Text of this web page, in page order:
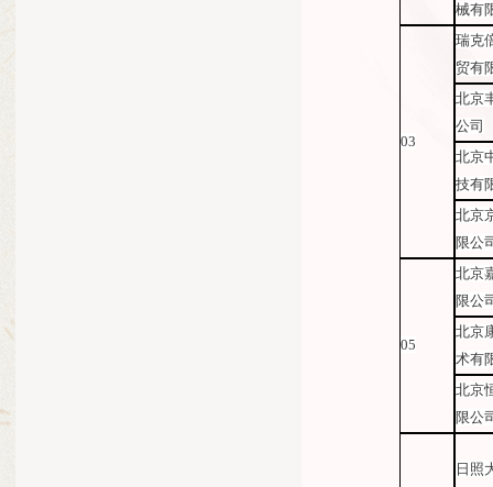
械有
03
瑞克
贸有
北京
公司
北京
技有
北京
限公
05
北京
限公
北京
术有
北京
限公
日照